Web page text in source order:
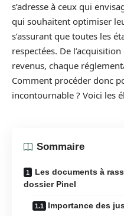
s’adresse à ceux qui
qui souhaitent optimiser
s’assurant que toutes les
respectées. De
revenus, chaque
Comment procéder donc
incontournable ? Voici les
Sommaire
Les documents à
dossier Pinel
Importance des